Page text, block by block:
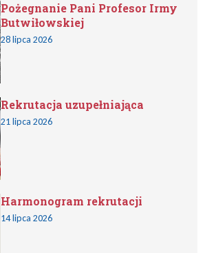
Pożegnanie Pani Profesor Irmy
Butwiłowskiej
28 lipca 2026
Rekrutacja uzupełniająca
21 lipca 2026
Harmonogram rekrutacji
14 lipca 2026